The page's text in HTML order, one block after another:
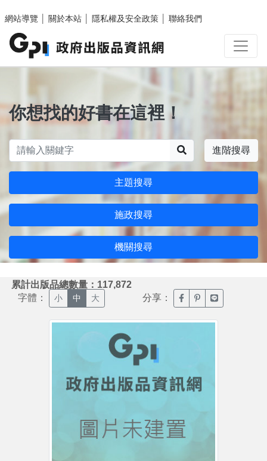
網站導覽
關於本站 隱私權及安全政策 聯絡我們
你想找的好書在這裡！
進階搜尋
主題搜尋
施政搜尋
機關搜尋
累計出版品總數量：117,872
字體： 小 中 大 分享： 臉書分享(另開新視窗)
噗浪分享(另開新
Line分享(另